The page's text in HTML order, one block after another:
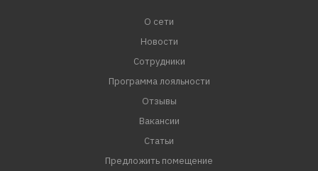
О сети
Новости
Сотрудники
Программа лояльности
Отзывы
Вакансии
Статьи
Предложить помещение